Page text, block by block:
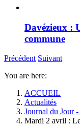
Davézieux :
commune
Précédent Suivant
You are here:
ACCUEIL
Actualités
Journal du Jour
Mardi 2 avril :